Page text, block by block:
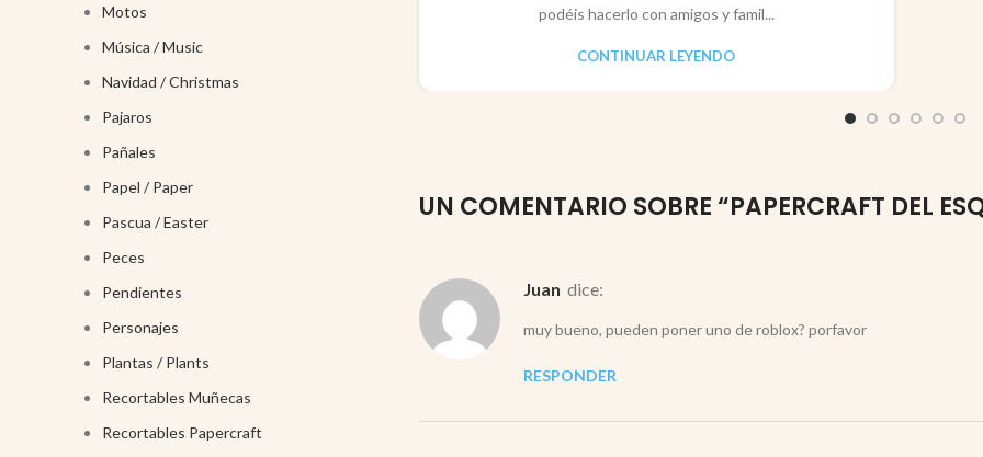
podéis hacerlo con amigos y famil...
CONTINUAR LEYENDO
UN COMENTARIO SOBRE “PAPERCRAFT DEL
juan dice:
muy bueno, pueden poner uno de roblox? porfavor
RESPONDER
Motos
Música / Music
Navidad / Christmas
Pajaros
Pañales
Papel / Paper
Pascua / Easter
Peces
Pendientes
Personajes
Plantas / Plants
Recortables Muñecas
Recortables Papercraft